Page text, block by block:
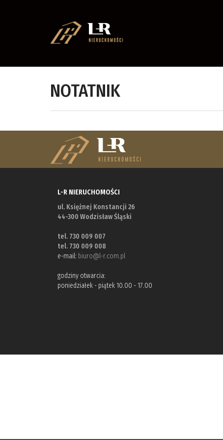
NOTATNIK
L-R NIERUCHOMOŚCI
ul. Księżnej Konstancji 26
44-300 Wodzisław Śląski
tel. 730 009 007
tel. 730 009 008
e-mail: biuro@l-r.com.pl
godziny otwarcia:
poniedziałek - piątek 10.00 - 17.00